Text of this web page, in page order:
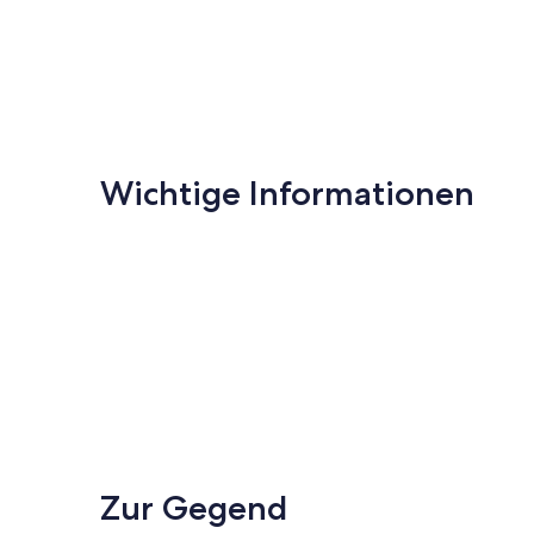
Wichtige Informationen
Zur Gegend